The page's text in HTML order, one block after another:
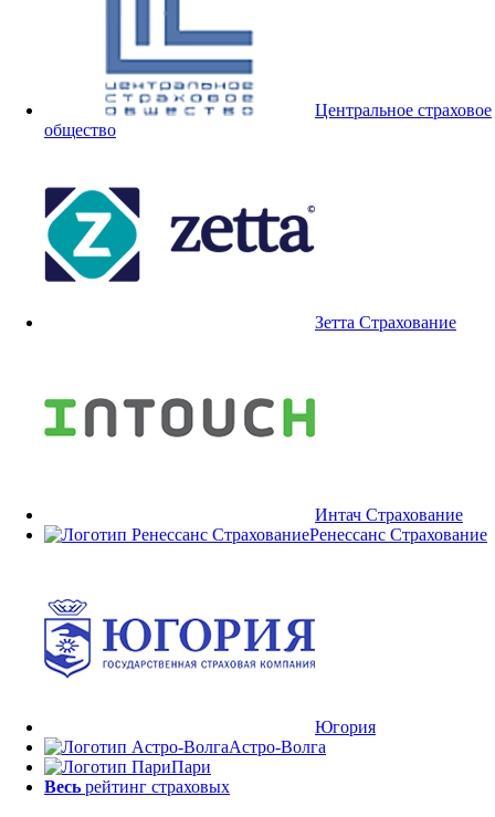
Центральное страховое
общество
Зетта Страхование
Интач Страхование
Ренессанс Страхование
Югория
Астро-Волга
Пари
Весь рейтинг страховых